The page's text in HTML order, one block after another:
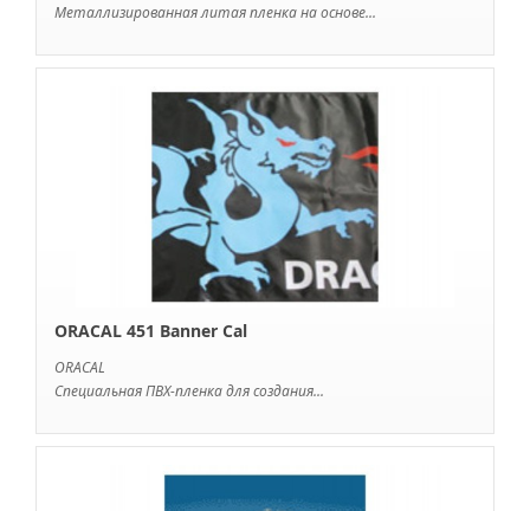
Металлизированная литая пленка на основе...
ORACAL 451 Banner Cal
ORACAL
Специальная ПВХ-пленка для создания...